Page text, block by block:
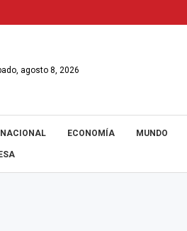
agosto 8, 2026
NACIONAL ECONOMÍA MUNDO